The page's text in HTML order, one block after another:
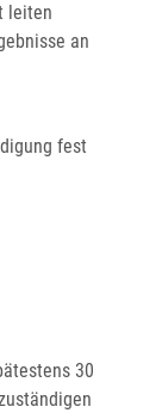
leiten
an
fest
30